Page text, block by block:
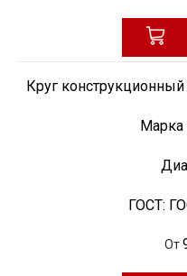
Круг
Марка
ГОСТ:
От